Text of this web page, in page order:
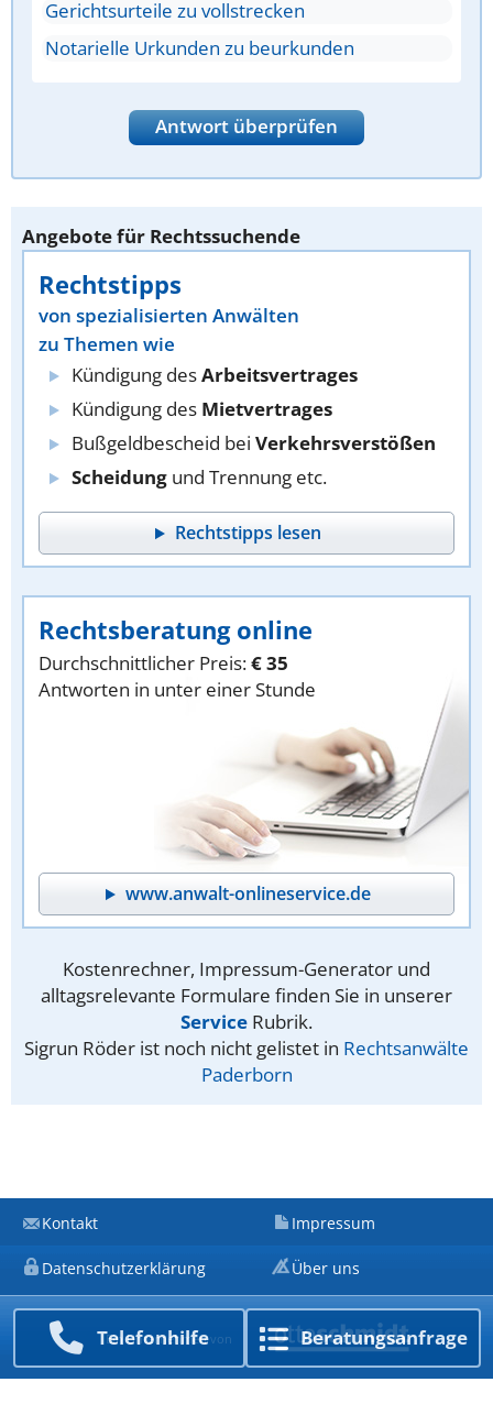
Gerichtsurteile zu vollstrecken
Notarielle Urkunden zu beurkunden
Antwort überprüfen
Angebote für Rechtssuchende
Rechtstipps
von spezialisierten Anwälten
zu Themen wie
Kündigung desArbeitsvertrages
Kündigung des Mietvertrages
Bußgeldbescheid bei Verkehrsverstößen
Scheidung und Trennung etc.
Rechtstipps lesen
Rechtsberatung online
Durchschnittlicher Preis:€ 35
Antworten in unter einer Stunde
www.anwalt-onlineservice.de
Kostenrechner, Impressum-Generator und
alltagsrelevante Formulare finden Sie in unserer
Service Rubrik.
Sigrun Röder ist noch nicht gelistet in Rechtsanwälte
Paderborn
Telefon­hilfe Beratungs­anfrage
Kontakt Impressum
Datenschutzerklärung Über uns
Ein Unternehmen von